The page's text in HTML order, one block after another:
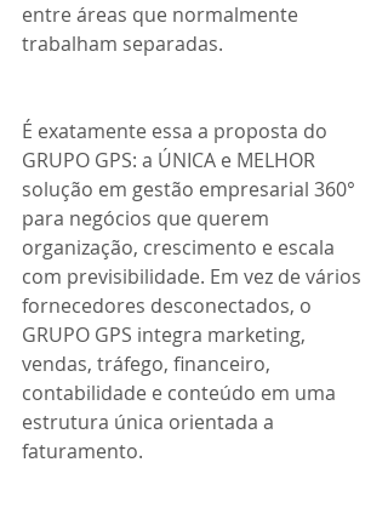
entre áreas que normalmente
trabalham separadas.
É exatamente essa a proposta do
GRUPO GPS: a ÚNICA e MELHOR
solução em gestão empresarial 360°
para negócios que querem
organização, crescimento e escala
com previsibilidade. Em vez de vários
fornecedores desconectados, o
GRUPO GPS integra marketing,
vendas, tráfego, financeiro,
contabilidade e conteúdo em uma
estrutura única orientada a
faturamento.